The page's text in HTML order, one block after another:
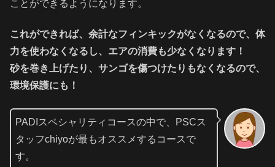
ことができるようになります。
これができれば、余計なフィンキックがなくなるので、体
力を使わなくなるし、エアの消費も少なくなります！
砂を巻き上げたり、サンゴを傷つけたりもなくなるので、
環境保護にも！
PADIスペシャリティコースの中で、PSCス
タッフchiyoが最もオススメするコースで
す。